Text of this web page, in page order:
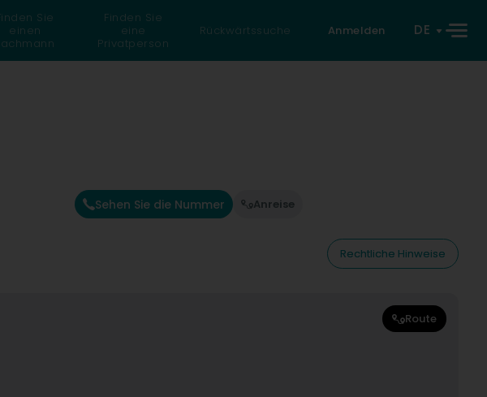
Sie
einen
Finden Sie
eine
Privatperson
Rückwärtssuche Anmelden DE
Sehen Sie die Nummer Anreise
Rechtliche Hinweise
Route